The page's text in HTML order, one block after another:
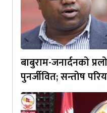
बाबुराम-जनार्दनको
पुनर्जीवित; सन्तोष